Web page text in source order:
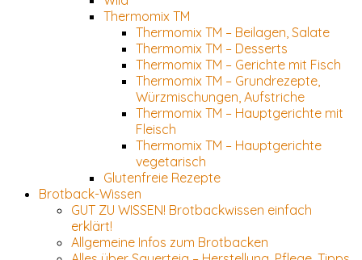
Thermomix TM
Thermomix TM – Beilagen, Salate
Thermomix TM – Desserts
Thermomix TM – Gerichte mit Fisch
Thermomix TM – Grundrezepte,
Würzmischungen, Aufstriche
Thermomix TM – Hauptgerichte mit
Fleisch
Thermomix TM – Hauptgerichte
vegetarisch
Glutenfreie Rezepte
Brotback-Wissen
GUT ZU WISSEN! Brotbackwissen einfach
erklärt!
Allgemeine Infos zum Brotbacken